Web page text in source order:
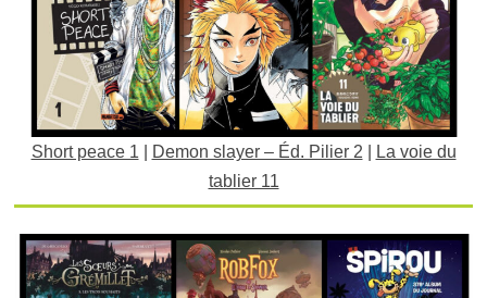
Short peace 1 Demon slayer – Éd. Pilier 2
La voie du
tablier 11